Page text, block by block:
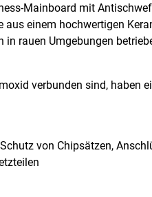
Mainboard mit
einem hochwertigen
rauen Umgebungen
verbunden sind, haben
von Chipsätzen,